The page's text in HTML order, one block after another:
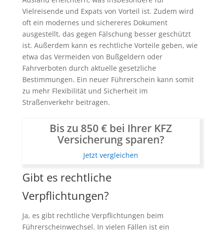
Vielreisende und Expats von Vorteil ist. Zudem wird
oft ein modernes und sichereres Dokument
ausgestellt, das gegen Fälschung besser geschützt
ist. Außerdem kann es rechtliche Vorteile geben, wie
etwa das Vermeiden von Bußgeldern oder
Fahrverboten durch aktuelle gesetzliche
Bestimmungen. Ein neuer Führerschein kann somit
zu mehr Flexibilität und Sicherheit im
Straßenverkehr beitragen.
Bis zu 850 € bei Ihrer KFZ
Versicherung sparen?
Jetzt vergleichen
Gibt es rechtliche
Verpflichtungen?
Ja, es gibt rechtliche Verpflichtungen beim
Führerscheinwechsel. In vielen Fällen ist ein